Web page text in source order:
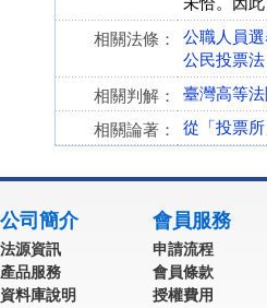
相關法條：
公職人員
公民投票
相關判解： 臺灣高等
相關論著： 從「投票
公司簡介
法源資訊
產品服務
資料庫說明
會員服務
申請流程
會員條款
授權費用